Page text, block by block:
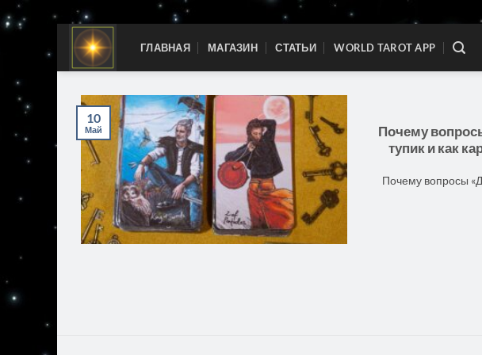
Skip
content
ГЛАВНАЯ МАГАЗИН СТАТЬИ WORLD TAROT APP
Почему
тупик и как
Почему вопросы
10
Май